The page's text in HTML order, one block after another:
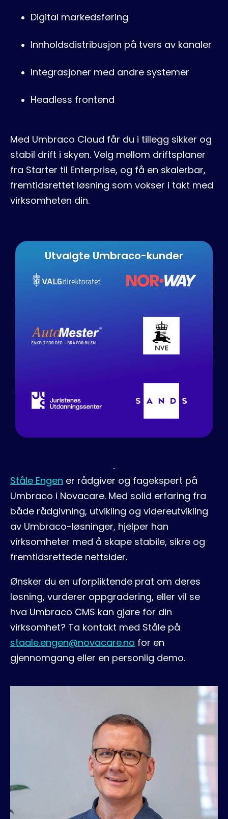
Digital markedsføring
Innholdsdistribusjon på tvers av kanaler
Integrasjoner med andre systemer
Headless frontend
Med Umbraco Cloud får du i tillegg sikker og
stabil drift i skyen. Velg mellom driftsplaner
fra Starter til Enterprise, og få en skalerbar,
fremtidsrettet løsning som vokser i takt med
virksomheten din.
Utvalgte Umbraco-kunder
Ståle Engen er rådgiver og fagekspert på
Umbraco i Novacare. Med solid erfaring fra
både rådgivning, utvikling og videreutvikling
av Umbraco-løsninger, hjelper han
virksomheter med å skape stabile, sikre og
fremtidsrettede nettsider.
Ønsker du en uforpliktende prat om deres
løsning, vurderer oppgradering, eller vil se
hva Umbraco CMS kan gjøre for din
virksomhet? Ta kontakt med Ståle på
staale.engen@novacare.no for en
gjennomgang eller en personlig demo.